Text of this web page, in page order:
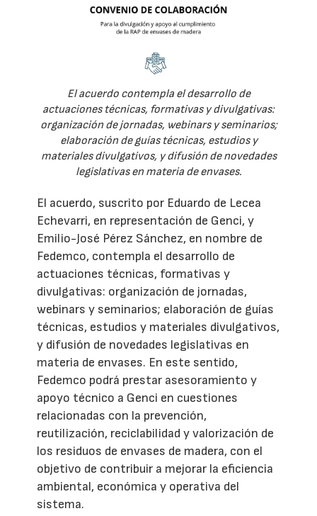
El acuerdo contempla el desarrollo de
actuaciones técnicas, formativas y divulgativas:
organización de jornadas, webinars y seminarios;
elaboración de guías técnicas, estudios y
materiales divulgativos, y difusión de novedades
legislativas en materia de envases.
El acuerdo, suscrito por Eduardo de Lecea
Echevarri, en representación de Genci, y
Emilio-José Pérez Sánchez, en nombre de
Fedemco, contempla el desarrollo de
actuaciones técnicas, formativas y
divulgativas: organización de jornadas,
webinars y seminarios; elaboración de guías
técnicas, estudios y materiales divulgativos,
y difusión de novedades legislativas en
materia de envases. En este sentido,
Fedemco podrá prestar asesoramiento y
apoyo técnico a Genci en cuestiones
relacionadas con la prevención,
reutilización, reciclabilidad y valorización de
los residuos de envases de madera, con el
objetivo de contribuir a mejorar la eficiencia
ambiental, económica y operativa del
sistema.